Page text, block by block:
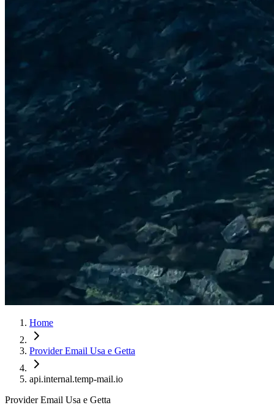
Home
Provider Email Usa e Getta
api.internal.temp-mail.io
Provider Email Usa e Getta